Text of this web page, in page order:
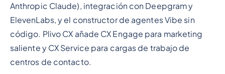
Anthropic Claude), integración con Deepgram y
ElevenLabs, y el constructor de agentes Vibe sin
código. Plivo CX añade CX Engage para marketing
saliente y CX Service para cargas de trabajo de
centros de contacto.